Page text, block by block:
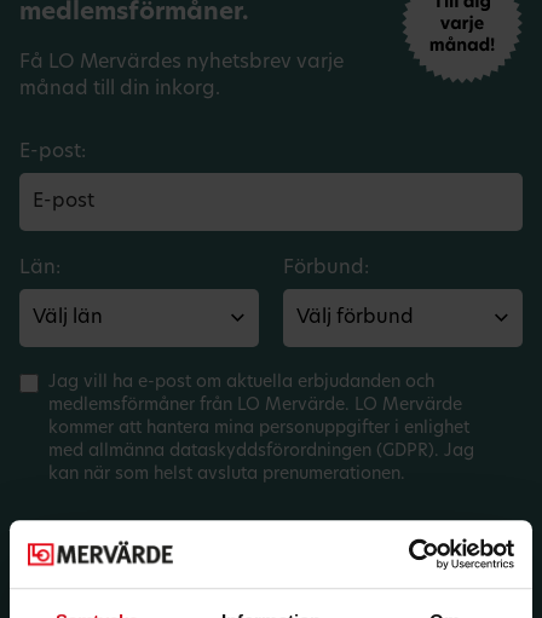
medlemsförmåner.
Få LO Mervärdes nyhetsbrev varje
månad till din inkorg.
E-post:
Län: Förbund:
Jag vill ha e-post om aktuella erbjudanden och
medlemsförmåner från LO Mervärde. LO Mervärde
kommer att hantera mina personuppgifter i enlighet
med allmänna dataskyddsförordningen (GDPR). Jag
kan när som helst avsluta prenumerationen.